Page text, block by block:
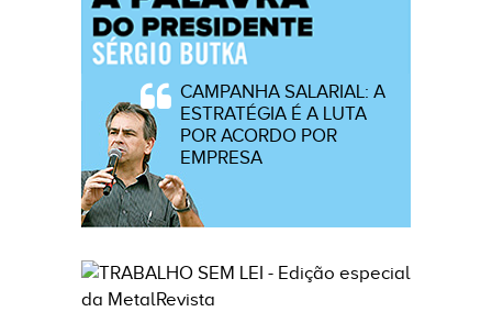
CAMPANHA SALARIAL: A
ESTRATÉGIA É A LUTA
POR ACORDO POR
EMPRESA